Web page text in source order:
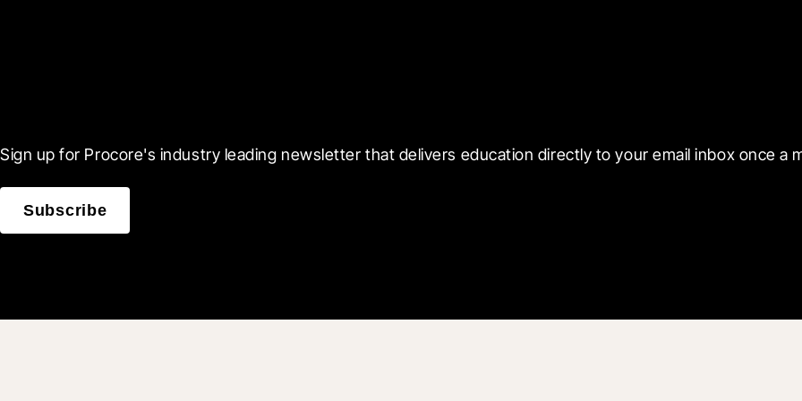
Sign up for Procore's industry leading newsletter that delivers education directly to your email inbox once a
Subscribe